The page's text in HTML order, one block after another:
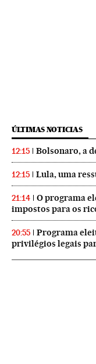
ÚLTIMAS NOTICIAS
12:15 Bolsonaro, a
12:15 Lula, uma
21:14
O programa
impostos para os
20:55
Programa
privilégios legais